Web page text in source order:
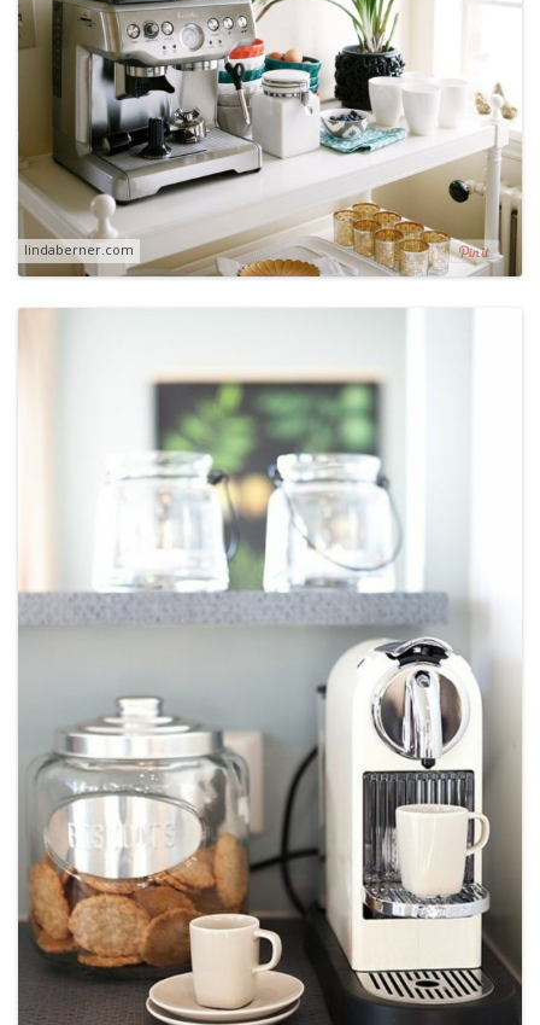
lindaberner.com